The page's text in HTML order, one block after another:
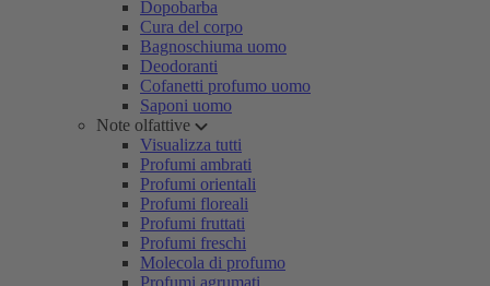
Dopobarba
Cura del corpo
Bagnoschiuma uomo
Deodoranti
Cofanetti profumo uomo
Saponi uomo
Note olfattive
Visualizza tutti
Profumi ambrati
Profumi orientali
Profumi floreali
Profumi fruttati
Profumi freschi
Molecola di profumo
Profumi agrumati